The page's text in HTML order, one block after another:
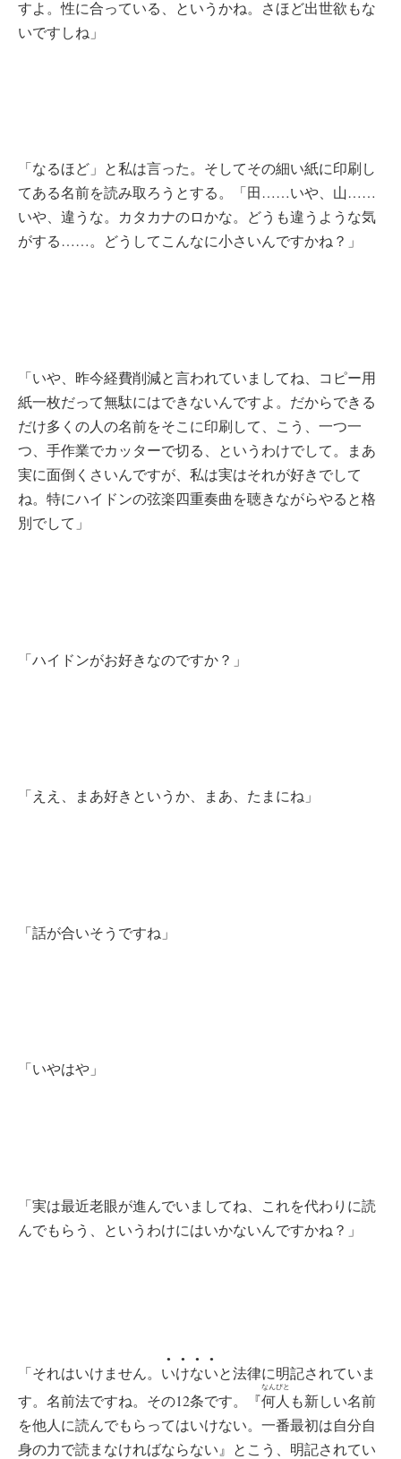
すよ。性に合っている、というかね。さほど出世欲もな
いですしね」
「なるほど」と私は言った。そしてその細い紙に印刷し
てある名前を読み取ろうとする。「田……いや、山……
いや、違うな。カタカナのロかな。どうも違うような気
がする……。どうしてこんなに小さいんですかね？」
「いや、昨今経費削減と言われていましてね、コピー用
紙一枚だって無駄にはできないんですよ。だからできる
だけ多くの人の名前をそこに印刷して、こう、一つ一
つ、手作業でカッターで切る、というわけでして。まあ
実に面倒くさいんですが、私は実はそれが好きでして
ね。特にハイドンの弦楽四重奏曲を聴きながらやると格
別でして」
「ハイドンがお好きなのですか？」
「ええ、まあ好きというか、まあ、たまにね」
「話が合いそうですね」
「いやはや」
「実は最近老眼が進んでいましてね、これを代わりに読
んでもらう、というわけにはいかないんですかね？」
「それはいけません。 いけない
●●●●
と法律に明記されていま
す。名前法ですね。その12条です。『何人
なんぴと
も新しい名前
を他人に読んでもらってはいけない。一番最初は自分自
身の力で読まなければならない』とこう、明記されてい